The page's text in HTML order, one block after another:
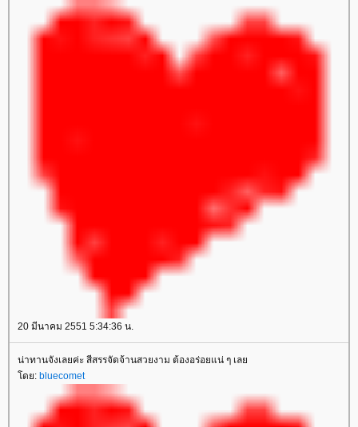
20 มีนาคม 2551 5:34:36 น.
น่าทานจังเลยค่ะ สีสรรจัดจ้านสวยงาม ต้องอร่อยแน่ ๆ เลย
โดย: bluecomet